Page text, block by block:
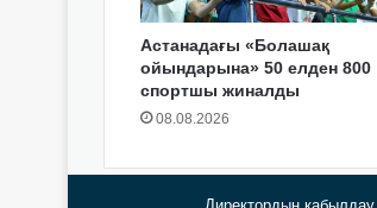
Астанадағы «Болашақ
ойындарына» 50 елден 800
спортшы жиналды
08.08.2026